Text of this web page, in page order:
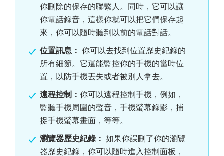
你刪除的保存的聯繫人。同時，它可以讓
你電話錄音，這樣你就可以把它們保存起
來，你可以隨時聽到以前的電話對話。
位置訊息： 你可以去找到位置歷史紀錄的
所有細節。它還能監控你的手機的當時位
置，以防手機丟失或者被別人拿去。
遠程控制： 你可以遠程控制手機，例如，
監聽手機周圍的聲音，手機螢幕錄影，捕
捉手機螢幕畫面，等等。
瀏覽器歷史紀錄： 如果你誤刪了你的瀏覽
器歷史紀錄，你可以隨時進入控制面板，